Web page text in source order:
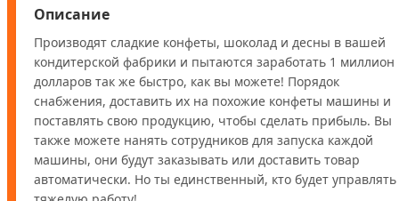
Описание
Производят сладкие конфеты, шоколад и десны в вашей
кондитерской фабрики и пытаются заработать 1 миллион
долларов так же быстро, как вы можете! Порядок
снабжения, доставить их на похожие конфеты машины и
поставлять свою продукцию, чтобы сделать прибыль. Вы
также можете нанять сотрудников для запуска каждой
машины, они будут заказывать или доставить товар
автоматически. Но ты единственный, кто будет управлять